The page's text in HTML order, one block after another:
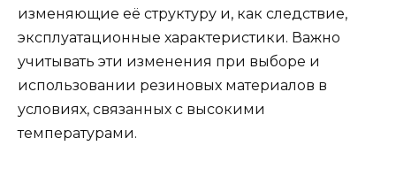
изменяющие её структуру и, как следствие,
эксплуатационные характеристики. Важно
учитывать эти изменения при выборе и
использовании резиновых материалов в
условиях, связанных с высокими
температурами.